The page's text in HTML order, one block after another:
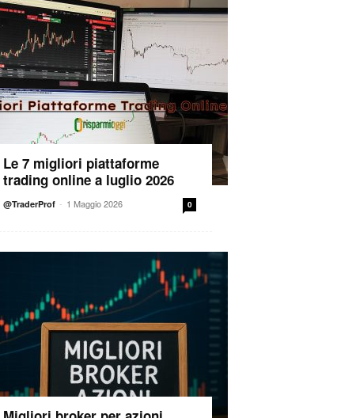
Le 7 migliori piattaforme
trading online a luglio 2026
@TraderProf - 1 Maggio 2026 0